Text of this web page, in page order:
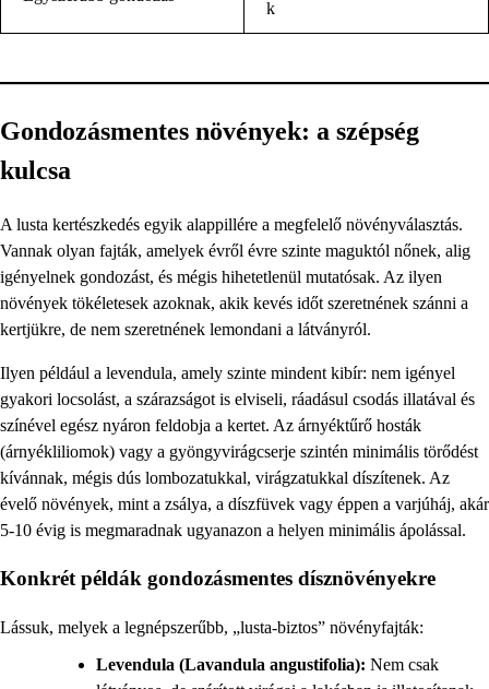
k
Gondozásmentes növények: a szépség
kulcsa
A lusta kertészkedés egyik alappillére a megfelelő növényválasztás.
Vannak olyan fajták, amelyek évről évre szinte maguktól nőnek, alig
igényelnek gondozást, és mégis hihetetlenül mutatósak. Az ilyen
növények tökéletesek azoknak, akik kevés időt szeretnének szánni a
kertjükre, de nem szeretnének lemondani a látványról.
Ilyen például a levendula, amely szinte mindent kibír: nem igényel
gyakori locsolást, a szárazságot is elviseli, ráadásul csodás illatával és
színével egész nyáron feldobja a kertet. Az árnyéktűrő hosták
(árnyékliliomok) vagy a gyöngyvirágcserje szintén minimális törődést
kívánnak, mégis dús lombozatukkal, virágzatukkal díszítenek. Az
évelő növények, mint a zsálya, a díszfüvek vagy éppen a varjúháj, akár
5-10 évig is megmaradnak ugyanazon a helyen minimális ápolással.
Konkrét példák gondozásmentes dísznövényekre
Lássuk, melyek a legnépszerűbb, „lusta-biztos” növényfajták:
Levendula (Lavandula angustifolia): Nem csak